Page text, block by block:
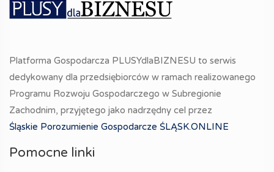
Platforma Gospodarcza PLUSYdlaBIZNESU to serwis
dedykowany dla przedsiębiorców w ramach realizowanego
Programu Rozwoju Gospodarczego w Subregionie
Zachodnim, przyjętego jako nadrzędny cel przez
Śląskie Porozumienie Gospodarcze ŚLĄSK.ONLINE
Pomocne linki